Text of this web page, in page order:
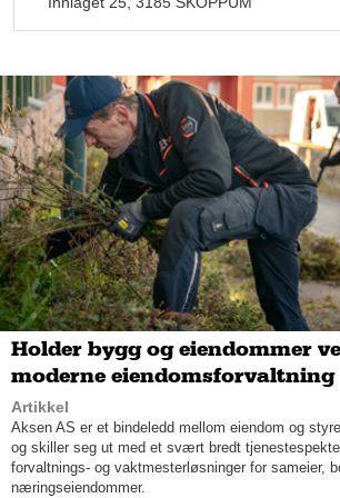
på de riktige kundene og de riktige
som kundene av Mobility etterspør, forteller
Får alt de trenger
For Ferno Mobility har utrykningskjøretøy
fokus, hvor man i dag fokuserer på
leverer blant annet patruljebiler og
ulike kjøretøy og utrykningskjøretøy til
enklere kjøretøy som innsatslederbiler og
helsevesenet.
Holder bygg og eiendommer
moderne eiendomsforvaltning
Artikkel
Aksen AS er et bindeledd mellom eiendom og
og skiller seg ut med et svært bredt
forvaltnings- og vaktmesterløsninger for sameier,
næringseiendommer.